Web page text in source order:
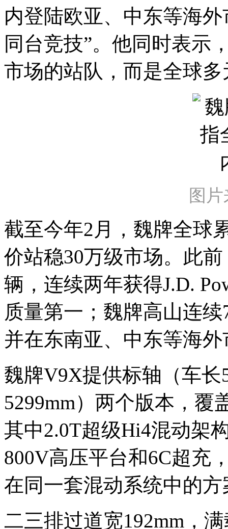
内登陆欧亚、中东等海
同台竞技”。他同时表示
市场的站队，而是全球多
图
截至今年2月，魏牌全球
价站稳30万级市场。此
辆，连续两年获得J.D.
质量第一；魏牌高山连
并在东南亚、中东等海
魏牌V9X提供标轴（车长
5299mm）两个版本，覆
其中2.0T超级Hi4混动架
800V高压平台和6C超充
在同一套混动系统中的方
二三排过道宽192mm，